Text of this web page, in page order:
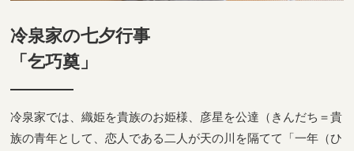
冷泉家の七夕行事
「乞巧奠」
冷泉家では、織姫を貴族のお姫様、彦星を公達（きんだち＝貴
族の青年として、恋人である二人が天の川を隔てて「一年（ひ